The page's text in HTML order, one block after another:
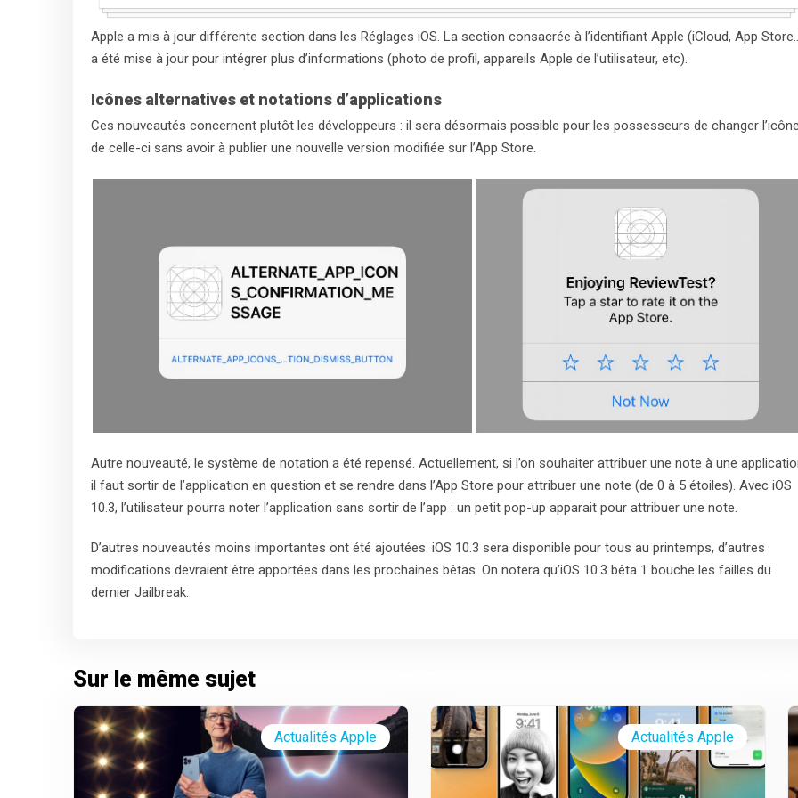
Apple a mis à jour différente section dans les Réglages iOS. La section consacrée à l’identifiant Apple (iCloud, App
a été mise à jour pour intégrer plus d’informations (photo de profil, appareils Apple de l’utilisateur, etc).
Icônes alternatives et notations d’applications
Ces nouveautés concernent plutôt les développeurs : il sera désormais possible pour les possesseurs de changer
de celle-ci sans avoir à publier une nouvelle version modifiée sur l’App Store.
Autre nouveauté, le système de notation a été repensé. Actuellement, si l’on souhaiter attribuer une note à une
il faut sortir de l’application en question et se rendre dans l’App Store pour attribuer une note (de 0 à 5 étoiles). Avec iOS
10.3, l’utilisateur pourra noter l’application sans sortir de l’app : un petit pop-up apparait pour attribuer une note.
D’autres nouveautés moins importantes ont été ajoutées. iOS 10.3 sera disponible pour tous au printemps, d’autres
modifications devraient être apportées dans les prochaines bêtas. On notera qu’iOS 10.3 bêta 1 bouche les failles du
dernier Jailbreak.
Sur le même sujet
Actualités Apple Actualités Apple